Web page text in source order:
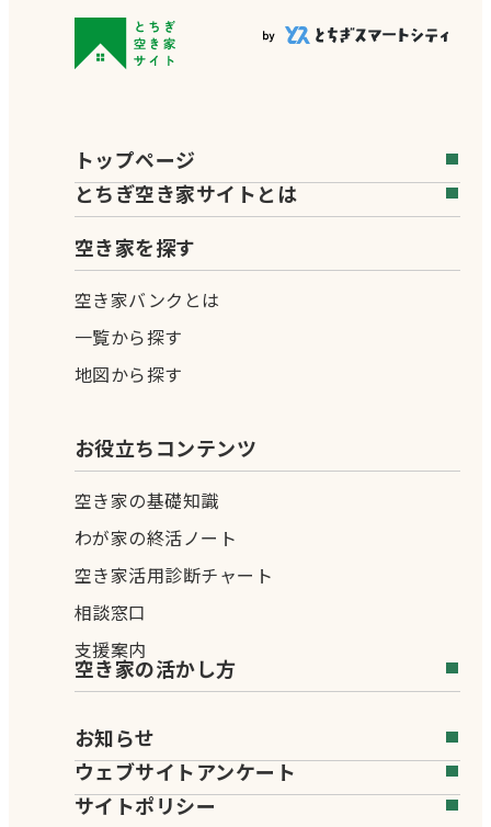
トップページ
とちぎ空き家サイトとは
空き家を探す
空き家バンクとは
一覧から探す
地図から探す
お役立ちコンテンツ
空き家の基礎知識
わが家の終活ノート
空き家活用診断チャート
相談窓口
支援案内
空き家の活かし方
お知らせ
ウェブサイトアンケート
サイトポリシー